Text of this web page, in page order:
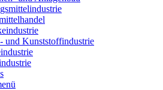
und Kunststoffindustrie